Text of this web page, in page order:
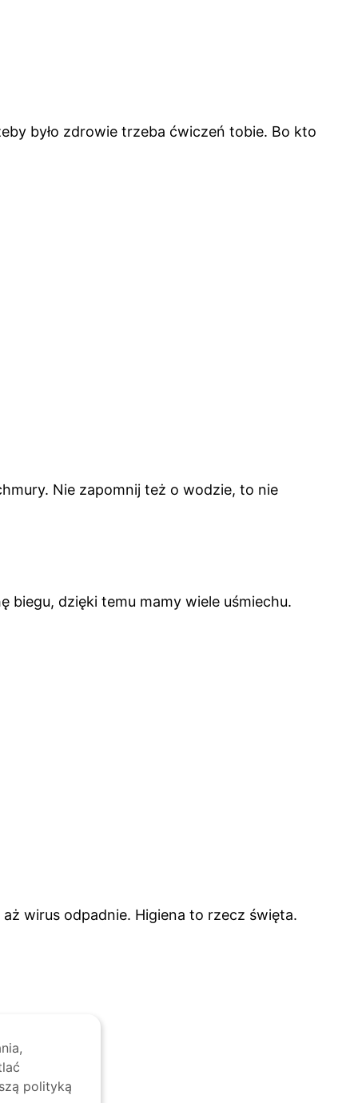
było zdrowie trzeba ćwiczeń tobie. Bo kto
Nie zapomnij też o wodzie, to nie
biegu, dzięki temu mamy wiele uśmiechu.
wirus odpadnie. Higiena to rzecz święta.
polityką